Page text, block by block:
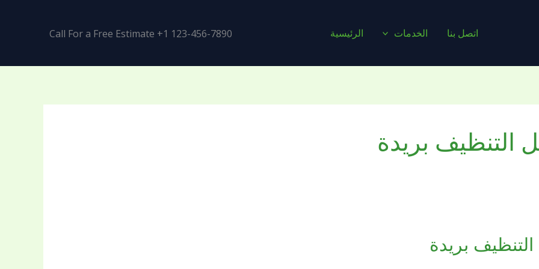
اتصل بنا الخدمات الرئيسية Call For a Free Estimate +1 123-456-7890
التنظيف بريدة
بريدة